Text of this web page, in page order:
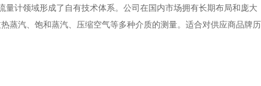
计领域形成了自有技术体系。公司在国内市场拥有长期布局和庞大
蒸汽、饱和蒸汽、压缩空气等多种介质的测量。适合对供应商品牌历